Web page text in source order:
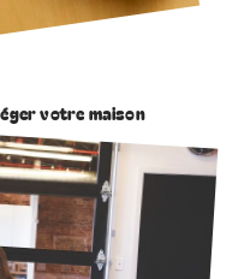
votre maison